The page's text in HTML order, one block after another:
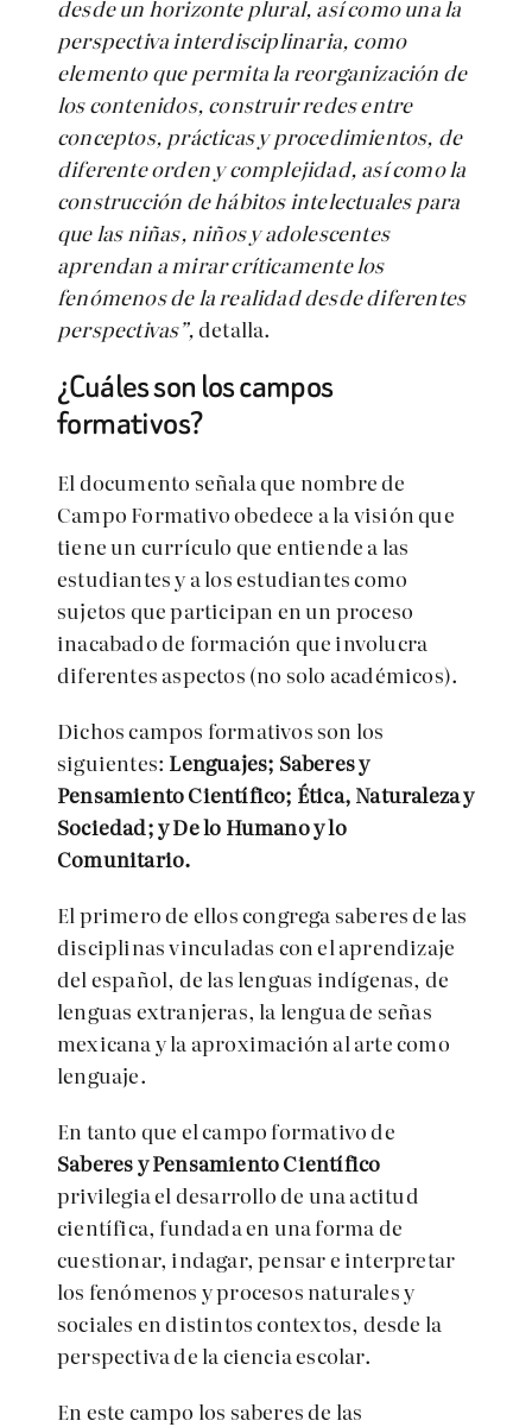
desde un horizonte plural, así como una la
perspectiva interdisciplinaria, como
elemento que permita la reorganización de
los contenidos, construir redes entre
conceptos, prácticas y procedimientos, de
diferente orden y complejidad, así como la
construcción de hábitos intelectuales para
que las niñas, niños y adolescentes
aprendan a mirar críticamente los
fenómenos de la realidad desde diferentes
perspectivas”, detalla.
¿Cuáles son los campos
formativos?
El documento señala que nombre de
Campo Formativo obedece a la visión que
tiene un currículo que entiende a las
estudiantes y a los estudiantes como
sujetos que participan en un proceso
inacabado de formación que involucra
diferentes aspectos (no solo académicos).
Dichos campos formativos son los
siguientes: Lenguajes; Saberes y
Pensamiento Científico; Ética, Naturaleza y
Sociedad; y De lo Humano y lo
Comunitario.
El primero de ellos congrega saberes de las
disciplinas vinculadas con el aprendizaje
del español, de las lenguas indígenas, de
lenguas extranjeras, la lengua de señas
mexicana y la aproximación al arte como
lenguaje.
En tanto que el campo formativo de
Saberes y Pensamiento Científico
privilegia el desarrollo de una actitud
científica, fundada en una forma de
cuestionar, indagar, pensar e interpretar
los fenómenos y procesos naturales y
sociales en distintos contextos, desde la
perspectiva de la ciencia escolar.
En este campo los saberes de las